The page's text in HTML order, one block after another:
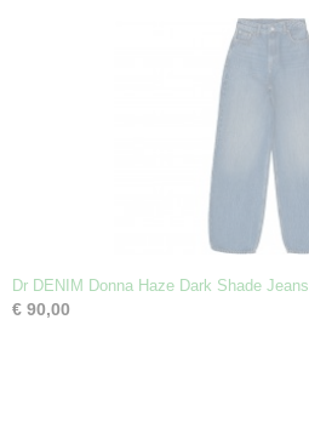
Dr DENIM Donna Haze Dark Shade Jeans
€ 90,00